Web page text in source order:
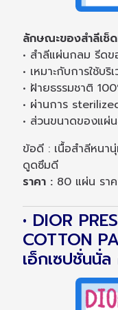
ลักษณะของสำลีเช็
• สำลีแผ่นกลม รีดข
• เหมาะกับการใช้
• ฝ้ายธรรมชาติ
• ผ่านการ
• ส่วนขนาดของแผ่
ข้อดี : เนื้อสำลีหนา
ดูดซึมดี
ราคา : 80 แผ่น รา
• DIOR
COTTON
เอ็กเซปชั่นนั่